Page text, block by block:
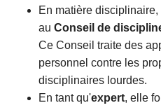
En matière
au Conseil de
Ce Conseil traite des
personnel contre les
disciplinaires lourdes.
En tant qu'expert, elle